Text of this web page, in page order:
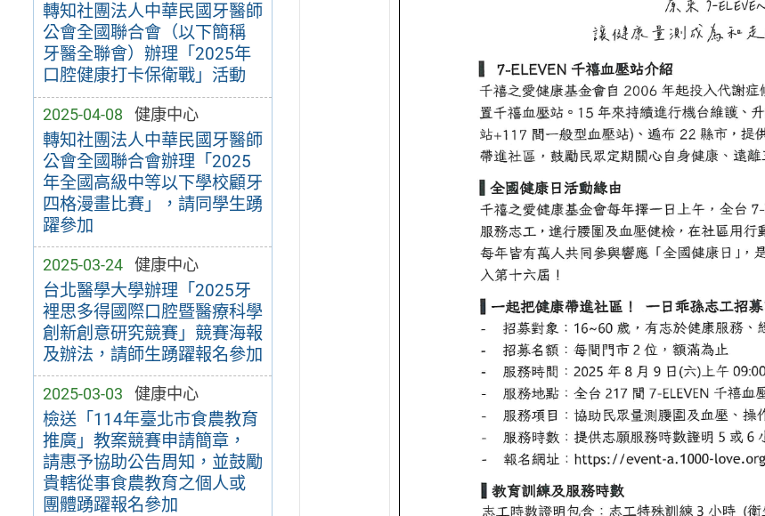
轉知社團法人中華民國牙醫師
公會全國聯合會（以下簡稱
牙醫全聯會）辦理「2025年
口腔健康打卡保衛戰」活動
2025-04-08 健康中心
轉知社團法人中華民國牙醫師
公會全國聯合會辦理「2025
年全國高級中等以下學校顧牙
四格漫畫比賽」，請同學生踴
躍參加
2025-03-24 健康中心
台北醫學大學辦理「2025牙
裡思多得國際口腔暨醫療科學
創新創意研究競賽」競賽海報
及辦法，請師生踴躍報名參加
2025-03-03 健康中心
檢送「114年臺北市食農教育
推廣」教案競賽申請簡章，
請惠予協助公告周知，並鼓勵
貴轄從事食農教育之個人或
團體踴躍報名參加